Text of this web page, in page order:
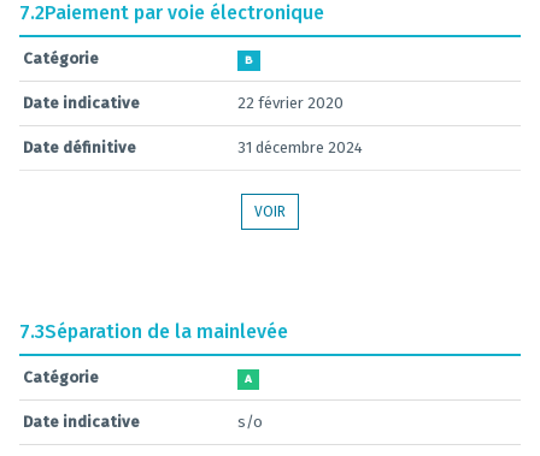
7.2Paiement par voie électronique
Catégorie B
Date indicative 22 février 2020
Date définitive 31 décembre 2024
VOIR
7.3Séparation de la mainlevée
Catégorie A
Date indicative s/o